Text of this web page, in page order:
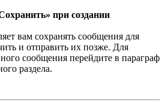
при создании
вам сохранять сообщения для
и отправить их позже. Для
сообщения перейдите в параграф
раздела.